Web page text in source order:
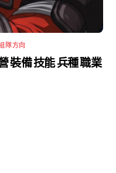
隊方向
裝備 技能 兵種 職業